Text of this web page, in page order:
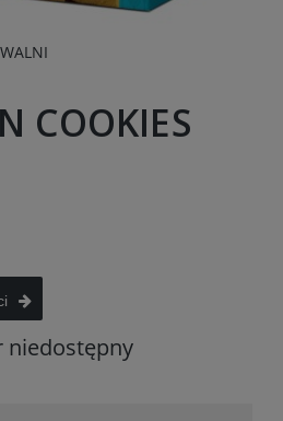
COOKIES
niedostępny